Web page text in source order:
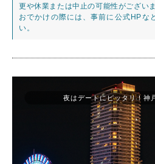
更や休業または中止の可能性がございま
おでかけの際には、事前に公式HPな
い。
夜はデートにピッタリ！神